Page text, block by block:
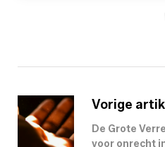
Vorige
De Grote
voor onrecht